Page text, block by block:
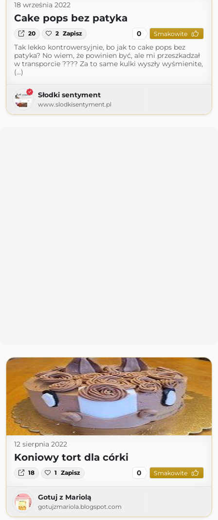
18 września 2022
Cake pops bez patyka
20 2 Zapisz 0 Smakowite
Tak lekko kontrowersyjnie, bo jak to cake pops bez
patyka? No wiem, że powinien być, ale mi przeszkadzał
w transporcie ???? Za to same kulki wyszły wyśmienite,
(...)
Słodki sentyment
www.slodkisentyment.pl
12 sierpnia 2022
Koniowy tort dla córki
18 1 Zapisz 0 Smakowite
Gotuj z Mariolą
gotujzmariola.blogspot.com